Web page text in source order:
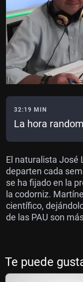
32:19 MIN
La hora
El naturalista José
departen cada
se ha fijado en la
la codorniz.
científico,
de las PAU son
Te puede